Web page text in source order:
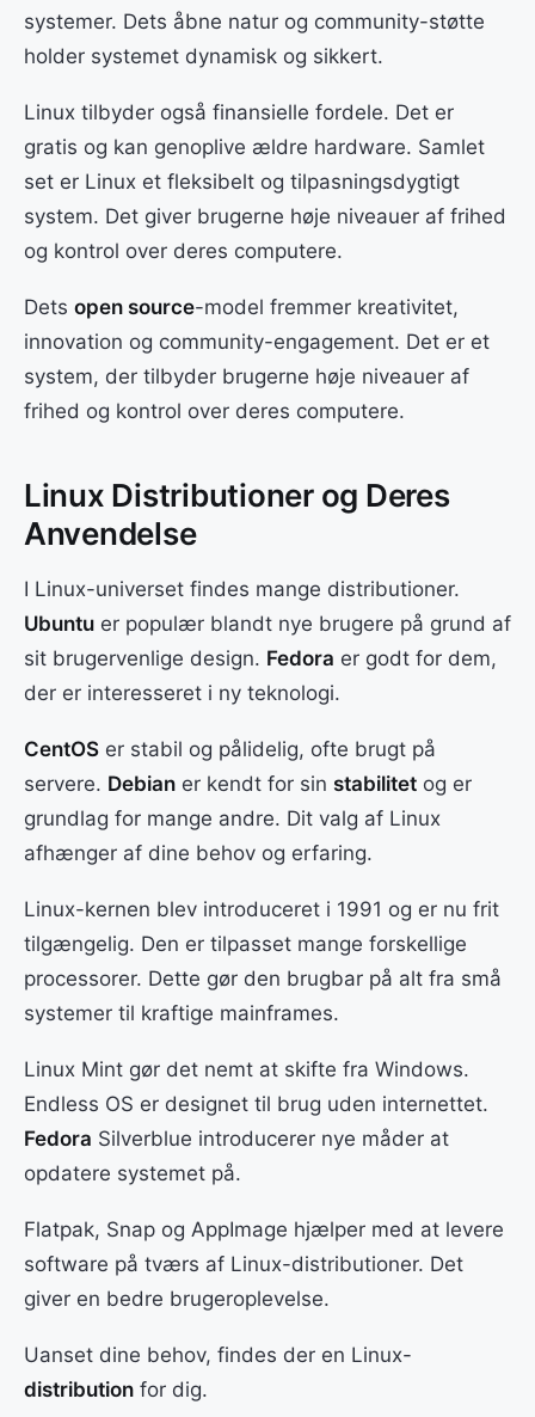
systemer. Dets åbne natur og community-støtte
holder systemet dynamisk og sikkert.
Linux tilbyder også finansielle fordele. Det er
gratis og kan genoplive ældre hardware. Samlet
set er Linux et fleksibelt og tilpasningsdygtigt
system. Det giver brugerne høje niveauer af frihed
og kontrol over deres computere.
Dets open source-model fremmer kreativitet,
innovation og community-engagement. Det er et
system, der tilbyder brugerne høje niveauer af
frihed og kontrol over deres computere.
Linux Distributioner og Deres
Anvendelse
I Linux-universet findes mange distributioner.
Ubuntu er populær blandt nye brugere på grund af
sit brugervenlige design. Fedora er godt for dem,
der er interesseret i ny teknologi.
CentOS er stabil og pålidelig, ofte brugt på
servere. Debian er kendt for sin stabilitet og er
grundlag for mange andre. Dit valg af Linux
afhænger af dine behov og erfaring.
Linux-kernen blev introduceret i 1991 og er nu frit
tilgængelig. Den er tilpasset mange forskellige
processorer. Dette gør den brugbar på alt fra små
systemer til kraftige mainframes.
Linux Mint gør det nemt at skifte fra Windows.
Endless OS er designet til brug uden internettet.
Fedora Silverblue introducerer nye måder at
opdatere systemet på.
Flatpak, Snap og AppImage hjælper med at levere
software på tværs af Linux-distributioner. Det
giver en bedre brugeroplevelse.
Uanset dine behov, findes der en Linux-
distribution for dig.